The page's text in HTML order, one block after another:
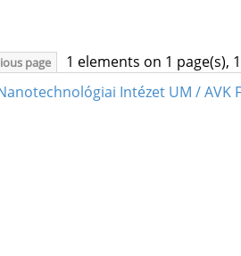
page 1 elements on 1 page(s),
Intézet UM / AVK